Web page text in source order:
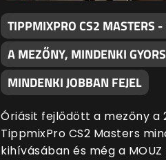
TIPPMIXPRO CS2 MASTERS
A MEZŐNY, MINDENKI
MINDENKI JOBBAN FEJEL
Óriásit fejlődött a mezőny a
TippmixPro CS2 Masters
kihívásában és még a